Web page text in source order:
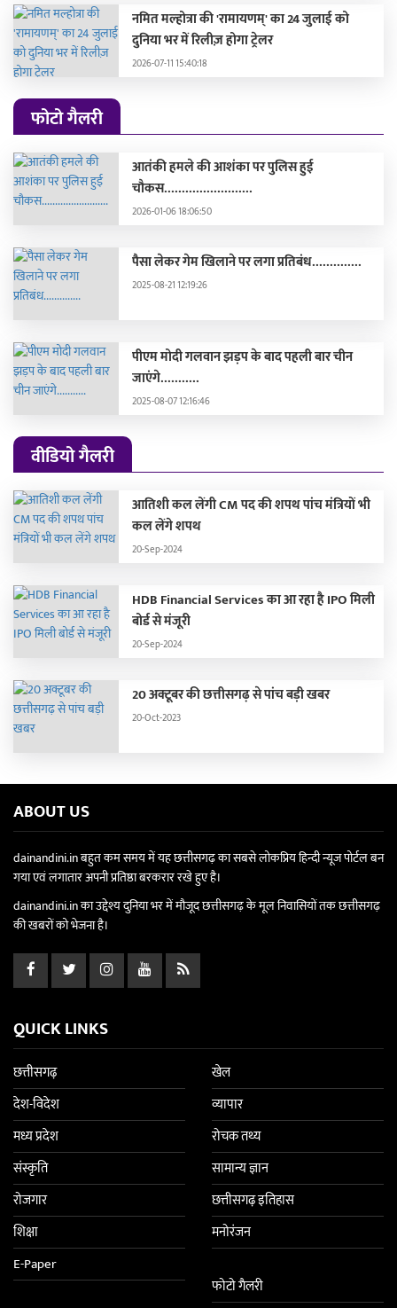
नमित मल्होत्रा की 'रामायणम्' का 24 जुलाई को
दुनिया भर में रिलीज़ होगा ट्रेलर
2026-07-11 15:40:18
फोटो गैलरी
आतंकी हमले की आशंका पर पुलिस हुई
चौकस.........................
2026-01-06 18:06:50
पैसा लेकर गेम खिलाने पर लगा प्रतिबंध..............
2025-08-21 12:19:26
पीएम मोदी गलवान झड़प के बाद पहली बार चीन
जाएंगे...........
2025-08-07 12:16:46
वीडियो गैलरी
आतिशी कल लेंगी CM पद की शपथ पांच मंत्रियों भी
कल लेंगे शपथ
20-Sep-2024
HDB Financial Services का आ रहा है IPO मिली
बोर्ड से मंजूरी
20-Sep-2024
20 अक्टूबर की छत्तीसगढ़ से पांच बड़ी खबर
20-Oct-2023
ABOUT US
dainandini.in बहुत कम समय में यह छत्तीसगढ़ का सबसे लोकप्रिय हिन्दी न्यूज पोर्टल बन
गया एवं लगातार अपनी प्रतिष्ठा बरकरार रखे हुए है।
dainandini.in का उद्देश्य दुनिया भर में मौजूद छत्तीसगढ़ के मूल निवासियों तक छत्तीसगढ़
की खबरों को भेजना है।
QUICK LINKS
छत्तीसगढ़
देश-विदेश
मध्य प्रदेश
संस्कृति
रोजगार
शिक्षा
E-Paper
खेल
व्यापार
रोचक तथ्य
सामान्य ज्ञान
छत्तीसगढ़ इतिहास
मनोरंजन
फोटो गैलरी